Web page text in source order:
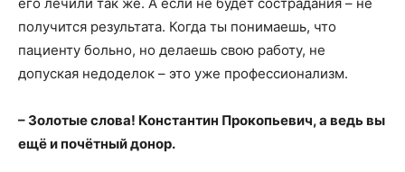
получится результата. Когда ты понимаешь, что
пациенту больно, но делаешь свою работу, не
допуская недоделок – это уже профессионализм.
– Золотые слова! Константин Прокопьевич, а ведь вы
ещё и почётный донор.